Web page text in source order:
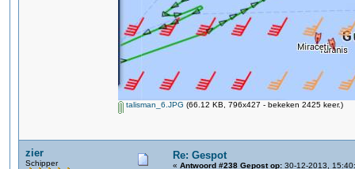
talisman_6.JPG (66.12 KB, 796x427 - bekeken 2425 keer.)
zier
Schipper
Re: Gespot
« Antwoord #238 Gepost op: 30-12-2013,